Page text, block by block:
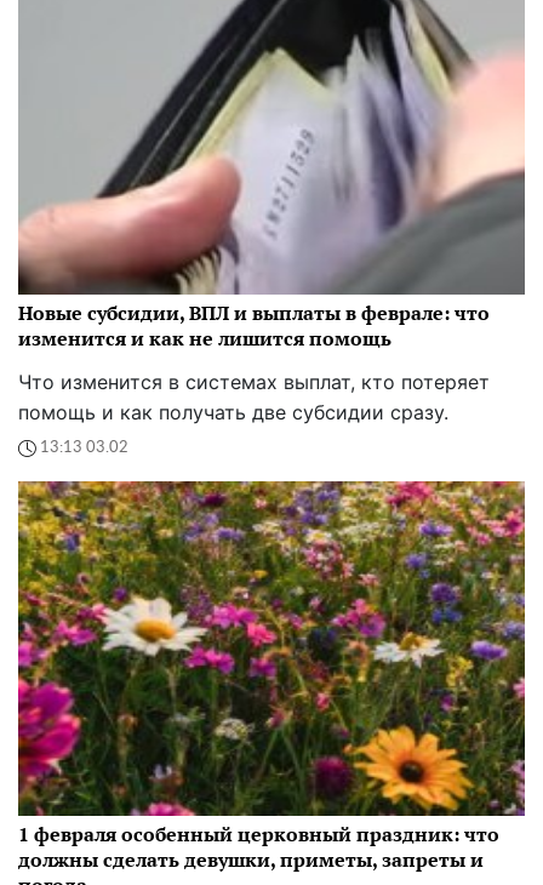
Новые субсидии, ВПЛ и выплаты в феврале: что
изменится и как не лишится помощь
Что изменится в системах выплат, кто потеряет
помощь и как получать две субсидии сразу.
13:13 03.02
1 февраля особенный церковный праздник: что
должны сделать девушки, приметы, запреты и